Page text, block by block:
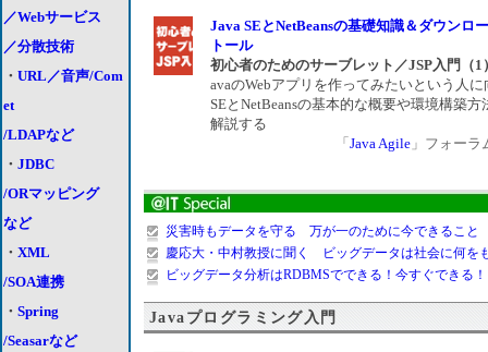
Java SEとNetBeansの基礎知識＆ダウンロ
トール
初心者のためのサーブレット／JSP入門（1
avaのWebアプリを作ってみたいという人に
SEとNetBeansの基本的な概要や環境構築方
解説する
「 Java Agile 」フォーラ
災害時もデータを守る 万が一のために今できること
慶応大・中村教授に聞く ビッグデータは社会に何を
ビッグデータ分析はRDBMSでできる！今すぐできる！
Javaプログラミング入門
／Webサービス
／分散技術
・ URL／音声/Com
et
/LDAPなど
・ JDBC
/ORマッピング
など
・ XML
/SOA連携
・ Spring
/Seasarなど